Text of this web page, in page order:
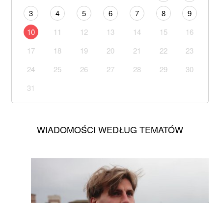
3
4 5 6 7 8
9
10
11 12 13 14 15
16
17
18 19 20 21 22
23
24
25 26 27 28 29
30
31
WIADOMOŚCI WEDŁUG TEMATÓW